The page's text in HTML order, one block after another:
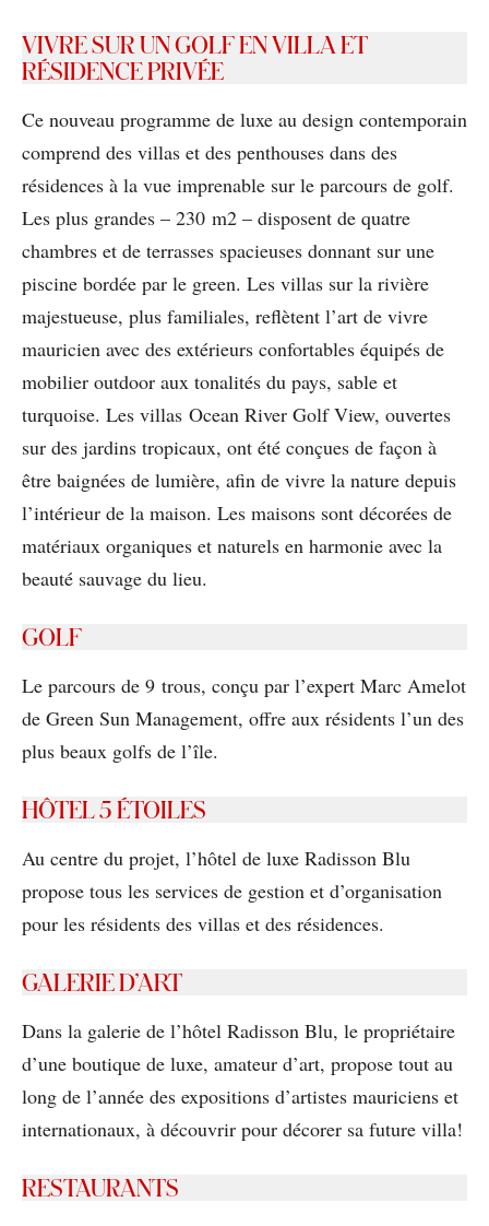
VIVRE SUR UN GOLF EN VILLA ET
RÉSIDENCE PRIVÉE
Ce nouveau programme de luxe au design contemporain
comprend des villas et des penthouses dans des
résidences à la vue imprenable sur le parcours de golf.
Les plus grandes – 230 m2 – disposent de quatre
chambres et de terrasses spacieuses donnant sur une
piscine bordée par le green. Les villas sur la rivière
majestueuse, plus familiales, reﬂètent l’art de vivre
mauricien avec des extérieurs confortables équipés de
mobilier outdoor aux tonalités du pays, sable et
turquoise. Les villas Ocean River Golf View, ouvertes
sur des jardins tropicaux, ont été conçues de façon à
être baignées de lumière, aﬁn de vivre la nature depuis
l’intérieur de la maison. Les maisons sont décorées de
matériaux organiques et naturels en harmonie avec la
beauté sauvage du lieu.
GOLF
Le parcours de 9 trous, conçu par l’expert Marc Amelot
de Green Sun Management, offre aux résidents l’un des
plus beaux golfs de l’île.
HÔTEL 5 ÉTOILES
Au centre du projet, l’hôtel de luxe Radisson Blu
propose tous les services de gestion et d’organisation
pour les résidents des villas et des résidences.
GALERIE D’ART
Dans la galerie de l’hôtel Radisson Blu, le propriétaire
d’une boutique de luxe, amateur d’art, propose tout au
long de l’année des expositions d’artistes mauriciens et
internationaux, à découvrir pour décorer sa future villa!
RESTAURANTS